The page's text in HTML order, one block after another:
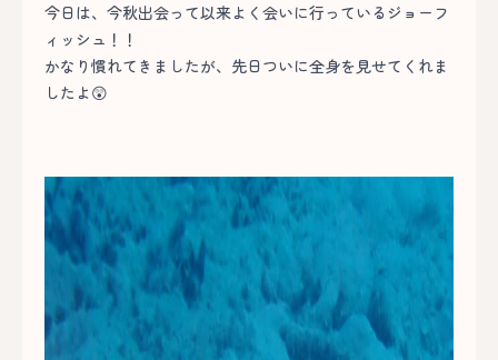
今日は、今秋出会って以来よく会いに行っているジョーフ
ィッシュ！！
かなり慣れてきましたが、先日ついに全身を見せてくれま
したよ😲